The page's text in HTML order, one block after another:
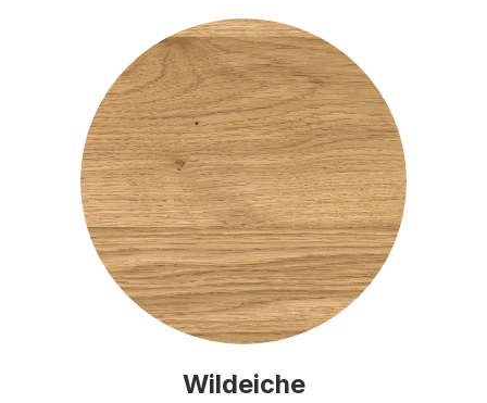
Wildeiche